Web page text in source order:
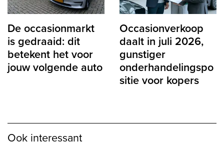
Ook interessant
De occasionmarkt
is gedraaid: dit
betekent het voor
jouw volgende auto
Occasionverkoop
daalt in juli 2026,
gunstiger
onderhandelingspo
sitie voor kopers